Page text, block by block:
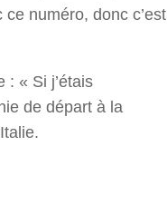
numéro, donc c’est
: « Si j’étais
de départ à la